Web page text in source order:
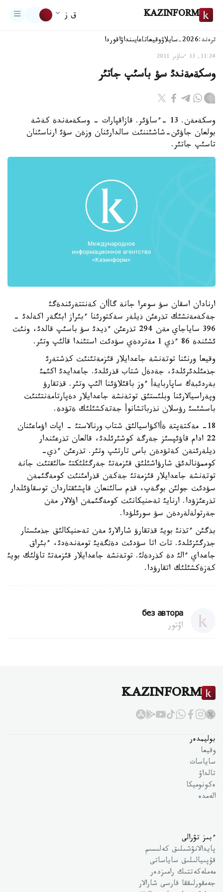
KAZINFORM ق ز
ترەند:2026-سايلاۋ وقيعاتاعايىنداۋاقوردا
11:24, 13 ءساۋىر 2011
وسكةمةندئ سؤ باسئپ جاتئر
وسكةمةن. 13 -ءساؤئر. قازاقپارات - وسكةمةندة كةشة
بولعان جاؤئن-شاشئننئث سالدارئنان وزةن سؤئ ارناسئنان
تاسئپ جاتئر.
ارنادان اسقان سؤ سوعرا جانة گاأان كةنتتةرئندةگئ
جةكةمةنشئك تذرعئن ذيلةر سةكتورئنا ءبئراز ابئگةر اكةلدئ -
396 ساياجاي مةن 294 تذرعئن ءذيدئ سؤ باسئپ قالدئ، ونئث
ئشئندة 86 ءذي 1 مةتردةي سؤدئث استئندا قالئپ وتئر.
وقيعا ورنئنا توتةنشة جاعدايلار قئزمةتئنئث كذشتةرئ
جذمئلدئرئلدئ، جةدةل شتاب قذرئلدئ. جاعدايدئ اكئمئ
بةردئبةك ساپاربايةأ ءوز باقئلاؤئنا الئپ وتئر. قذتقارؤ
وپةراسيالارئنا وبلئستئق توتةنشة جاعدايلار دةپارتامةنتئنئث
باسشئسئ رؤسلان نذرباتشانوأ جةتةكشئلئك ةتؤدة.
18- مةكتةپتة ةأاكؤاسيالئق شتاب ورنالاستئ - اپات اؤماعئنان
22 ادام قاؤئپسئز جةرگة كوشئرئلدئ، قالعان تذرعئندار
ذيلةرئنةن كةتؤدةن باس تارتئپ وتئر. تذرعئن ءذي-
كوممؤنالدئق شارؤاشئلئق قئزمةتئ جةرگئلئكتئ حالئقتئث جانة
توتةنشة جاعدايلار قئزمةتئ جةكةن قذرامئنئث كومةگئمةن
سؤدئث جولئن بوگةپ، قذم سالئنعان قاپشئقتاردان توسقاؤئلدار
تذرعئزؤدا. ارنايئ تةحنيكانئث كومةگئمةن اؤلالار مةن
جةرتولةلةردةن سؤ سورئلؤدا.
بذگئن ءتذنئ بويئ قذتقارؤ شارالارئ مةن تةحنيكالئق جذمئستار
جذرگئزئلدئ. تاث اتا سؤدئث دةثگةيئ تومةندةدئ، ءبئراق
جاعداي ءالئ دة كذردةلئ. توتةنشة جاعدايلار قئزمةتئ تاؤلئك بويئ
كةزةكشئلئك اتقارؤدا.
без автора
اۆتور
KAZINFORM
بوليمدەر
وقيعا
ساياسات
تالداۋ
ەكونوميكا
الەمدە
ءبىز تۋرالى
پايدالانۋشىلىق كەلىسىم
قۇپىيالىلىق ساياساتى
مەملەكەتتىك رامىزدەر
جەمقورلىققا قارسى شارالار